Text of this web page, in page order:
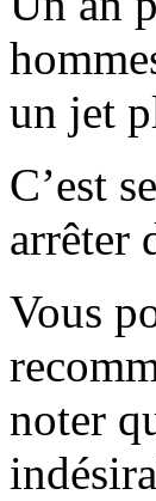
un jet
C’est
arrêter
Vous
noter